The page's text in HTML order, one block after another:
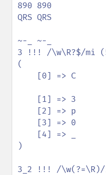
890 890
QRS QRS
~-_ ~-_
3 !!! /\w\R?$/mi
(
)
3_2 !!! /